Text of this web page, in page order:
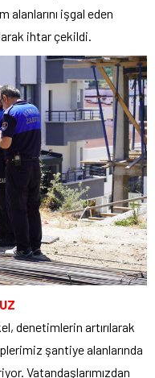
alanlarını işgal eden
ihtar çekildi.
denetimlerin artırılarak
şantiye alanlarında
Vatandaşlarımızdan